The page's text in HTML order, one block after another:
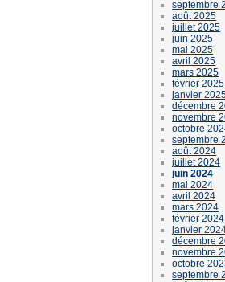
septembre
août 2025
juillet 2025
juin 2025
mai 2025
avril 2025
mars 2025
février 2025
janvier
décembre
novembre
octobre
septembre
août 2024
juillet 2024
juin 2024
mai 2024
avril 2024
mars 2024
février 2024
janvier
décembre
novembre
octobre
septembre